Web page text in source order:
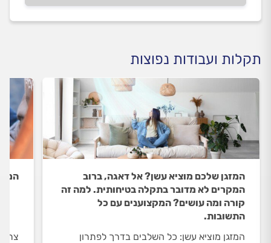
תקלות ועבודות נפוצות
המזגן שלכם מוציא עשן? אל דאגה, ברוב
המקרים לא מדובר בתקלה בטיחותית. למה זה
קורה ומה עושים? המקצוענים עם כל
התשובות.
המזגן מוציא עשן: כל השלבים בדרך לפתרון